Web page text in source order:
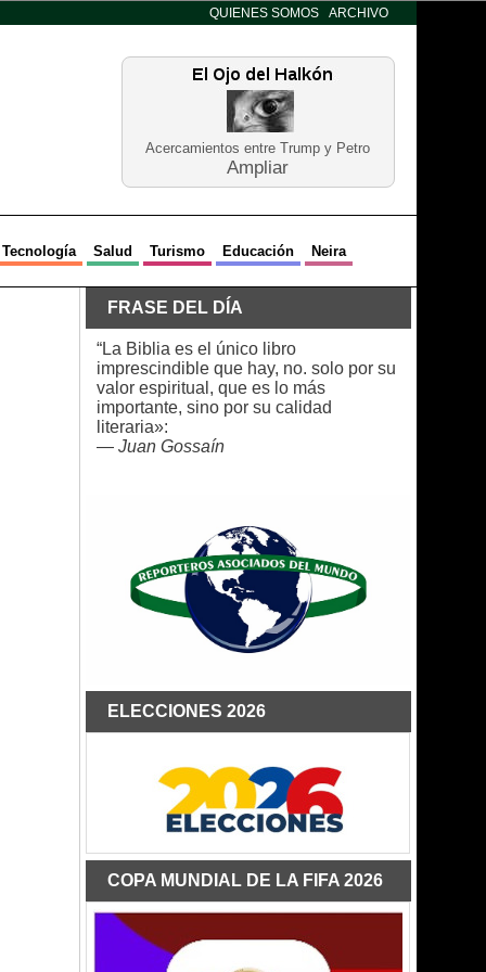
QUIENES SOMOS ARCHIVO
Acercamientos entre Trump y Petro
Ampliar
Tecnología Salud Turismo Educación Neira
FRASE DEL DÍA
“La Biblia es el único libro
imprescindible que hay, no. solo por su
valor espiritual, que es lo más
importante, sino por su calidad
literaria»:
— Juan Gossaín
ELECCIONES 2026
COPA MUNDIAL DE LA FIFA 2026